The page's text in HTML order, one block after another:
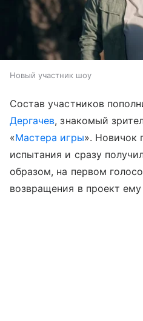
Новый участник шоу
Состав участников
Дергачев, знакомый
«Мастера игры». Новичок
испытания и сразу
образом, на первом
возвращения в проект